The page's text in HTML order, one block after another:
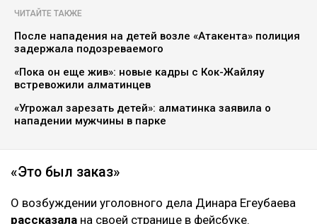
ЧИТАЙТЕ ТАКЖЕ
После нападения на детей возле «Атакента» полиция
задержала подозреваемого
«Пока он еще жив»: новые кадры с Кок-Жайляу
встревожили алматинцев
«Угрожал зарезать детей»: алматинка заявила о
нападении мужчины в парке
«Это был заказ»
О возбуждении уголовного дела Динара Егеубаева
рассказала на своей странице в фейсбуке.